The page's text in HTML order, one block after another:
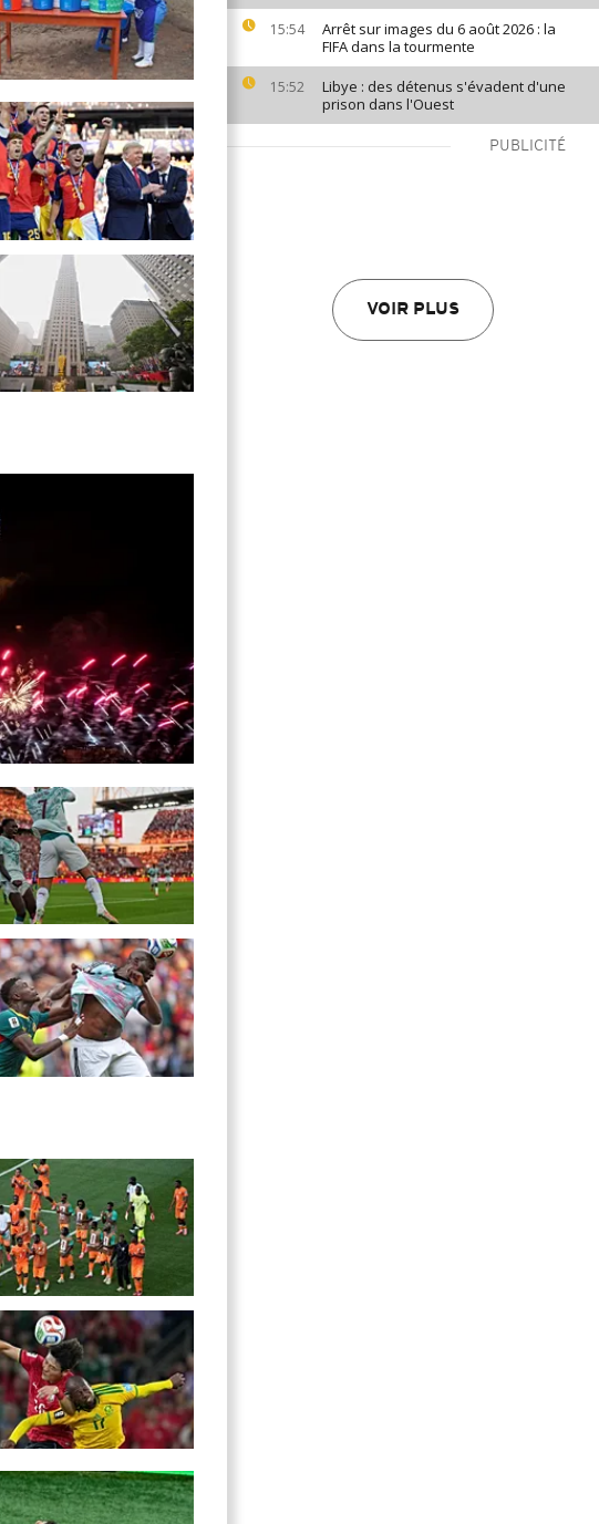
15:54
Arrêt sur images du 6 août 2026 : la
FIFA dans la tourmente
15:52
Libye : des détenus s'évadent d'une
prison dans l'Ouest
PUBLICITÉ
VOIR PLUS